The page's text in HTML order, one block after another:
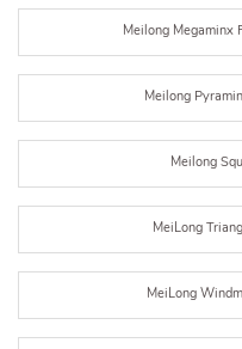
Meilong Megaminx
Meilong
Meilong
MeiLong
MeiLong